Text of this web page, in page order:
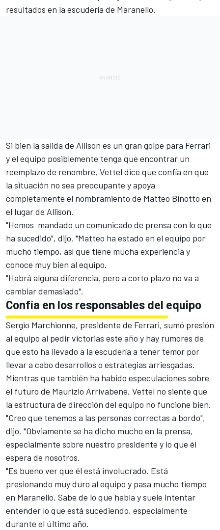
resultados en la escudería de Maranello.
Si bien la salida de Allison es un gran golpe para Ferrari
y el equipo posiblemente tenga que encontrar un
reemplazo de renombre, Vettel dice que confía en que
la situación no sea preocupante y apoya
completamente el nombramiento de Matteo Binotto en
el lugar de Allison.
"Hemos mandado un comunicado de prensa con lo que
ha sucedido", dijo. "Matteo ha estado en el equipo por
mucho tiempo, así que tiene mucha experiencia y
conoce muy bien al equipo.
"Habrá alguna diferencia, pero a corto plazo no va a
cambiar demasiado".
Confía en los responsables del equipo
Sergio Marchionne, presidente de Ferrari, sumó presión
al equipo al pedir victorias este año y hay rumores de
que esto ha llevado a la escudería a tener temor por
llevar a cabo desarrollos o estrategias arriesgadas.
Mientras que también ha habido especulaciones sobre
el futuro de Maurizio Arrivabene, Vettel no siente que
la estructura de dirección del equipo no funcione bien.
"Creo que tenemos a las personas correctas a bordo",
dijo. "Obviamente se ha dicho mucho en la prensa,
especialmente sobre nuestro presidente y lo que él
espera de nosotros.
"Es bueno ver que él está involucrado. Está
presionando muy duro al equipo y pasa mucho tiempo
en Maranello. Sabe de lo que habla y suele intentar
entender lo que está sucediendo, especialmente
durante el último año.